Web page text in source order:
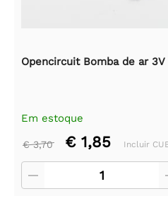
Opencircuit Bomba de ar
Em estoque
€ 3,70 € 1,85 Incluir